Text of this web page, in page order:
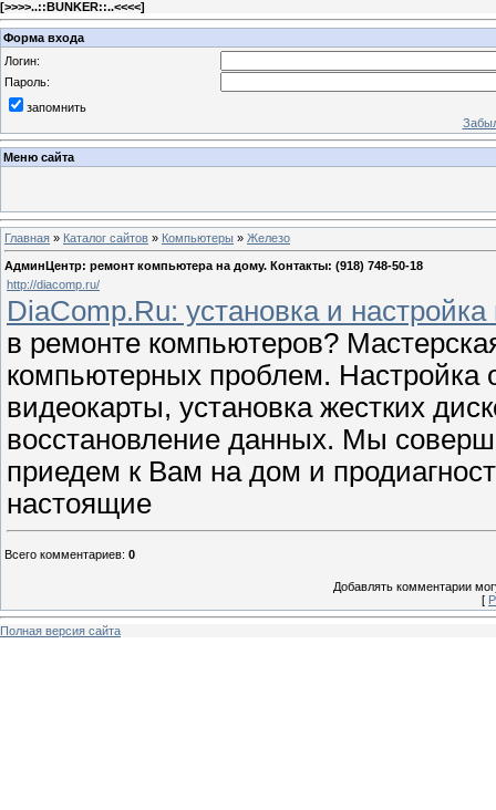
[>>>>..::BUNKER::..<<<<]
Форма входа
Логин:
Пароль:
запомнить
Меню сайта
Главная » Каталог сайтов » Компьютеры » Железо
АдминЦентр: ремонт компьютера на дому. Контакты: (918) 748-50-18
http://diacomp.ru/
DiaComp.Ru: установка и
в ремонте компьютеров?
компьютерных проблем. Настройка
видeокарты, установка жeстких
восстановлeниe данных. Мы
приедем к Вам на дом и
настоящие
Всего комментариев: 0
Добавлять комментарии
[
Полная версия сайта